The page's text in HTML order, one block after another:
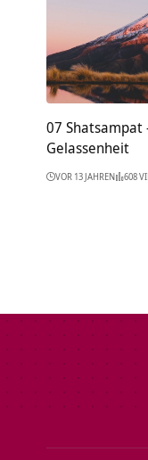
07 Shatsampat
Gelassenheit
VOR 13 JAHREN 608